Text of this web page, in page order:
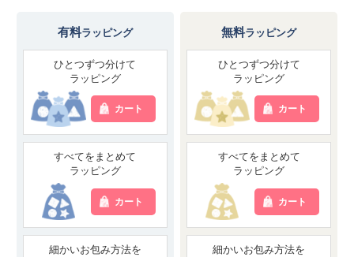
有料ラッピング
ひとつずつ分けて
ラッピング
カート
すべてをまとめて
ラッピング
カート
細かいお包み方法を
無料ラッピング
ひとつずつ分けて
ラッピング
カート
すべてをまとめて
ラッピング
カート
細かいお包み方法を